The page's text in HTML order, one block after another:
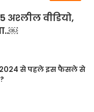
अश्लील वीडियो,
2024 से पहले इस फैसले से